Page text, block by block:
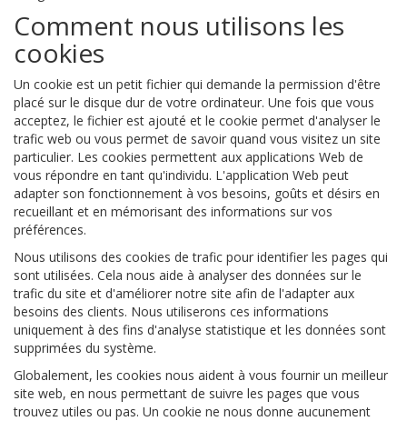
Comment nous utilisons les
cookies
Un cookie est un petit fichier qui demande la permission d'être
placé sur le disque dur de votre ordinateur. Une fois que vous
acceptez, le fichier est ajouté et le cookie permet d'analyser le
trafic web ou vous permet de savoir quand vous visitez un site
particulier. Les cookies permettent aux applications Web de
vous répondre en tant qu'individu. L'application Web peut
adapter son fonctionnement à vos besoins, goûts et désirs en
recueillant et en mémorisant des informations sur vos
préférences.
Nous utilisons des cookies de trafic pour identifier les pages qui
sont utilisées. Cela nous aide à analyser des données sur le
trafic du site et d'améliorer notre site afin de l'adapter aux
besoins des clients. Nous utiliserons ces informations
uniquement à des fins d'analyse statistique et les données sont
supprimées du système.
Globalement, les cookies nous aident à vous fournir un meilleur
site web, en nous permettant de suivre les pages que vous
trouvez utiles ou pas. Un cookie ne nous donne aucunement